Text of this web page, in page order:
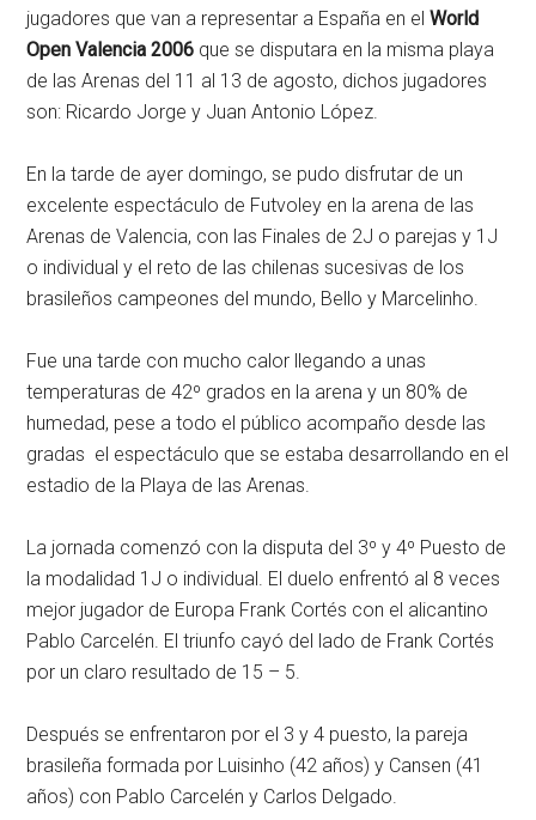
jugadores que van a representar a España en elWorld
Open Valencia 2006 que se disputara en la misma playa
de las Arenas del 11 al 13 de agosto, dichos jugadores
son: Ricardo Jorge y Juan Antonio López.
En la tarde de ayer domingo, se pudo disfrutar de un
excelente espectáculo de Futvoley en la arena de las
Arenas de Valencia, con las Finales de 2J o parejas y 1J
o individual y el reto de las chilenas sucesivas de los
brasileños campeones del mundo, Bello y Marcelinho.
Fue una tarde con mucho calor llegando a unas
temperaturas de 42º grados en la arena y un 80% de
humedad, pese a todo el público acompaño desde las
gradas el espectáculo que se estaba desarrollando en el
estadio de la Playa de las Arenas.
La jornada comenzó con la disputa del 3º y 4º Puesto de
la modalidad 1J o individual. El duelo enfrentó al 8 veces
mejor jugador de Europa Frank Cortés con el alicantino
Pablo Carcelén. El triunfo cayó del lado de Frank Cortés
por un claro resultado de 15 – 5.
Después se enfrentaron por el 3 y 4 puesto, la pareja
brasileña formada por Luisinho (42 años) y Cansen (41
años) con Pablo Carcelén y Carlos Delgado.